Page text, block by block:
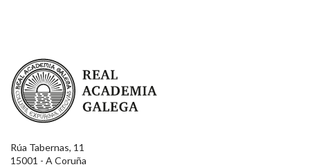
Real Academia Galega
Rúa Tabernas, 11
15001 - A Coruña